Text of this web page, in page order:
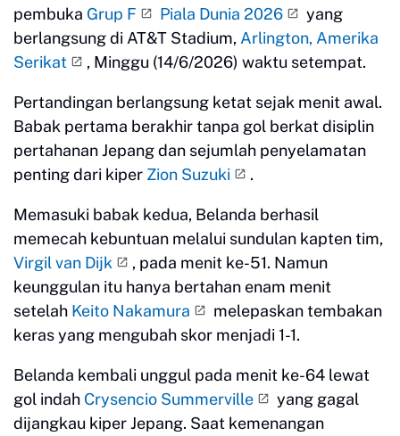
pembuka Grup F Piala Dunia 2026
yang
berlangsung di AT&T Stadium, Arlington, Amerika
Serikat
, Minggu (14/6/2026) waktu setempat.
Pertandingan berlangsung ketat sejak menit awal.
Babak pertama berakhir tanpa gol berkat disiplin
pertahanan Jepang dan sejumlah penyelamatan
penting dari kiper Zion Suzuki .
Memasuki babak kedua, Belanda berhasil
memecah kebuntuan melalui sundulan kapten tim,
Virgil van Dijk
, pada menit ke-51. Namun
keunggulan itu hanya bertahan enam menit
setelah Keito Nakamura
melepaskan tembakan
keras yang mengubah skor menjadi 1-1.
Belanda kembali unggul pada menit ke-64 lewat
gol indah Crysencio Summerville
yang gagal
dijangkau kiper Jepang. Saat kemenangan